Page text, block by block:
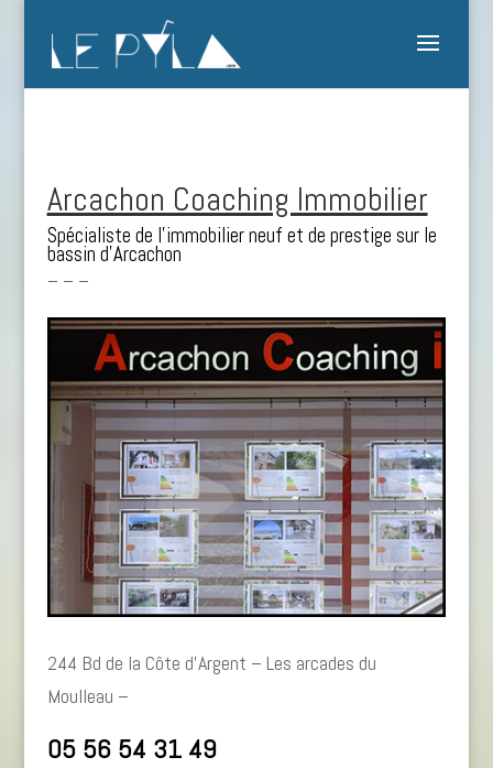
Arcachon Coaching Immobilier
Spécialiste de l’immobilier neuf et de prestige sur le
bassin d’Arcachon
– – –
244 Bd de la Côte d’Argent – Les arcades du
Moulleau –
05 56 54 31 49